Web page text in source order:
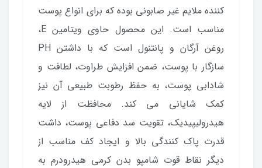
کننده ملایم غیر صابونی بوده که برای انواع پوست
مناسب است. این محصول حاوی ویتامین E،
روغن آرگان و پانتنول است که با داشتن PH
سازگار با پوست، ضمن افزایش طراوت، لطافت و
شادابی پوست، به حفظ رطوبت طبیعی آن نیز
کمک شایانی می کند. محافظت از لایه
هیدرولیپیدیک، تقویت سد دفاعی پوست، داشت
قدرت پاک کنندگی بالا و ایجاد کف مناسب از
دیگر نقاط قوت شامپو بدن کرمی هیدرودرم به